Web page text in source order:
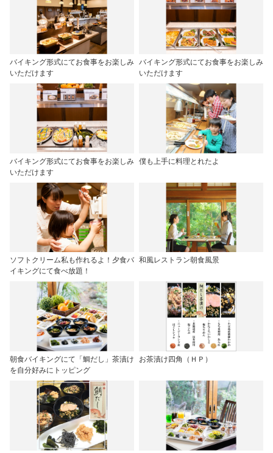
バイキング形式にてお食事をお楽しみ
いただけます
バイキング形式にてお食事をお楽しみ
いただけます
バイキング形式にてお食事をお楽しみ
いただけます
僕も上手に料理とれたよ
ソフトクリーム私も作れるよ！夕食バ
イキングにて食べ放題！
和風レストラン朝食風景
朝食バイキングにて「鯛だし」茶漬け
を自分好みにトッピング
お茶漬け四角（ＨＰ）